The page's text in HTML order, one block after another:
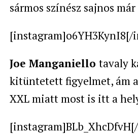
sármos színész sajnos
[instagram]o6YH3KynI8[/
Joe Manganiello tavaly
kitüntetett figyelmet, ám
XXL miatt most is itt a